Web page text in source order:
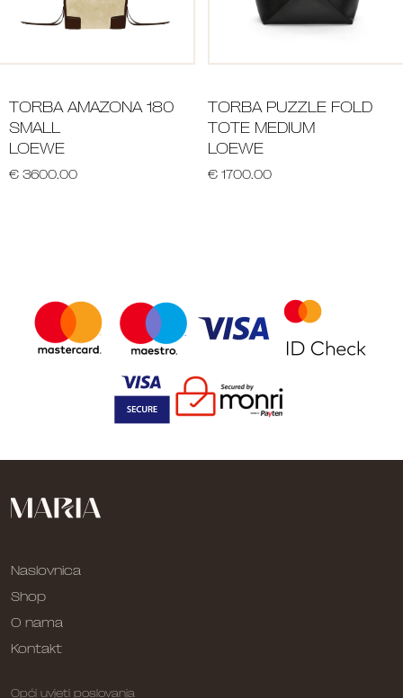
TORBA AMAZONA 180
SMALL
LOEWE
€ 3600.00
TORBA PUZZLE FOLD
TOTE MEDIUM
LOEWE
€ 1700.00
Naslovnica
Shop
O nama
Kontakt
Opći uvjeti poslovanja